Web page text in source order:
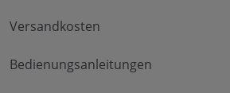
Versandkosten
Bedienungsanleitungen